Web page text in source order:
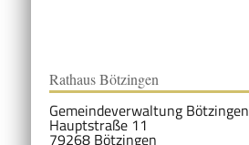
Rathaus Bötzingen
Gemeindeverwaltung Bötzingen
Hauptstraße 11
79268 Bötzingen